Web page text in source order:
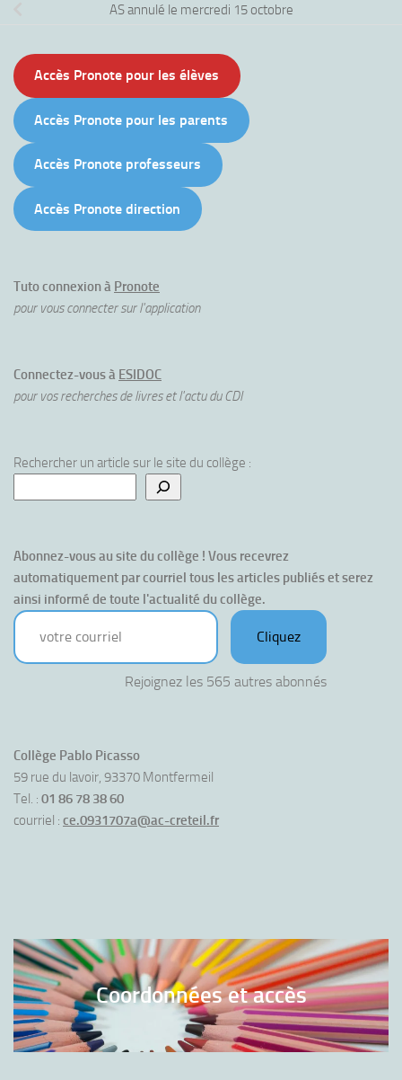
AS annulé le mercredi 15 octobre
Accès Pronote pour les élèves
Accès Pronote pour les parents
Accès Pronote professeurs
Accès Pronote direction
Tuto connexion à Pronote
pour vous connecter sur l'application
Connectez-vous à ESIDOC
pour vos recherches de livres et l'actu du CDI
Rechercher un article sur le site du collège :
Abonnez-vous au site du collège ! Vous recevrez
automatiquement par courriel tous les articles publiés et serez
ainsi informé de toute l'actualité du collège.
votre courriel
Cliquez
Rejoignez les 565 autres abonnés
Collège Pablo Picasso
59 rue du lavoir, 93370 Montfermeil
Tel. : 01 86 78 38 60
courriel : ce.0931707a@ac-creteil.fr
Coordonnées et accès